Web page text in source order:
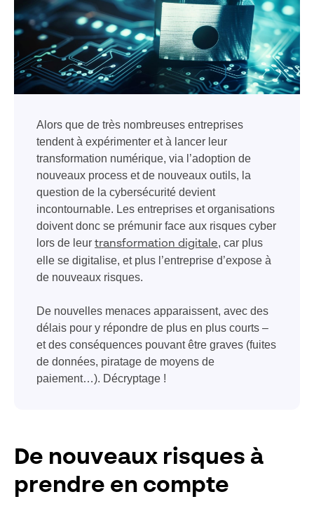
Alors que de très nombreuses entreprises
tendent à expérimenter et à lancer leur
transformation numérique, via l’adoption de
nouveaux process et de nouveaux outils, la
question de la cybersécurité devient
incontournable. Les entreprises et organisations
doivent donc se prémunir face aux risques cyber
lors de leur transformation digitale, car plus
elle se digitalise, et plus l’entreprise d’expose à
de nouveaux risques.
De nouvelles menaces apparaissent, avec des
délais pour y répondre de plus en plus courts –
et des conséquences pouvant être graves (fuites
de données, piratage de moyens de
paiement…). Décryptage !
De nouveaux risques à
prendre en compte